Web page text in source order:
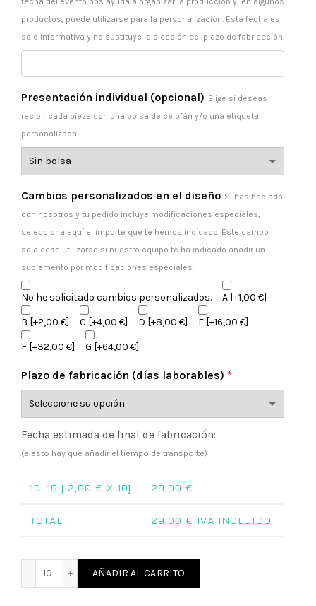
productos, puede utilizarse para la personalización. Esta fecha es
solo informativa y no sustituye la elección del plazo de fabricación.
Presentación individual (opcional) Elige si deseas
recibir cada pieza con una bolsa de celofán y/o una etiqueta
personalizada.
Cambios personalizados en el diseño Si has hablado
con nosotros y tu pedido incluye modificaciones especiales,
selecciona aquí el importe que te hemos indicado. Este campo
solo debe utilizarse si nuestro equipo te ha indicado añadir un
suplemento por modificaciones especiales.
No he solicitado cambios personalizados. A [+1,00 €]
B [+2,00 €] C [+4,00 €] D [+8,00 €] E [+16,00 €]
F [+32,00 €] G [+64,00 €]
Plazo de fabricación (días laborables) *
Fecha estimada de final de fabricación:
(a esto hay que añadir el tiempo de transporte)
10-19 [ 2,90 € X 10] 29,00 €
TOTAL 29,00 € IVA INCLUIDO
Marcapáginas comunión de madera personalizado
AÑADIR AL CARRITO